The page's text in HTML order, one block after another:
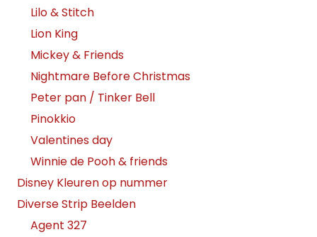
Lilo & Stitch
Lion King
Mickey & Friends
Nightmare Before Christmas
Peter pan / Tinker Bell
Pinokkio
Valentines day
Winnie de Pooh & friends
Disney Kleuren op nummer
Diverse Strip Beelden
Agent 327